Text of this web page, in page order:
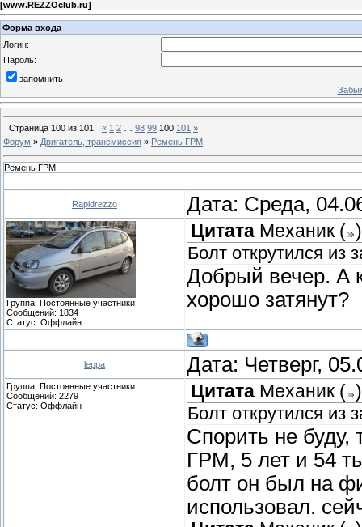
[www.REZZOclub.ru]
Форма входа
Логин:
Пароль:
запомнить
Страница 100 из 101 « 1 2 98 99 100 101 »
Форум » Двигатель, трансмиссия » Ремень ГРМ
Ремень ГРМ
Rapidrezzo Дата: Среда,
Группа: Постоянные участники
Сообщений: 1834
Статус: Оффлайн
Цитата Механик ( )
Болт открутился из
Добрый вечер. А
хорошо затянут?
leppa Дата: Четверг,
Группа: Постоянные участники
Сообщений: 2279
Статус: Оффлайн
Цитата Механик ( )
Болт открутился из
Спорить не буду,
ГРМ, 5 лет и 54
болт он был на
использовал.